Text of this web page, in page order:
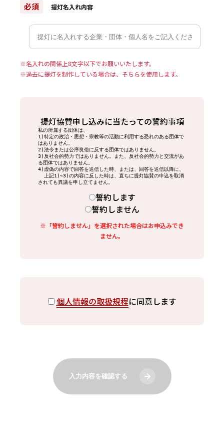
必須 提灯名入れ内容
※名入れの関係上8文字以下でお願いいたします。
※過去に提灯を制作している場合は、そちらを使用します。
提灯協賛申し込みに当たっての誓約事項
私の所属する団体は、
1)特定の政治・思想・宗教等の活動に利用する恐れのある団体で
はありません。
2)法令または公序良俗に反する団体ではありません。
3)反社会的勢力ではありません。また、反社会的勢力と交流があ
る団体ではありません。
4)虚偽の内容で回答を送信した時、または、回答を送信以降に、
誓約します
誓約しません
※「誓約しません」を選択された場合はお申込みでき
ません。
個人情報の取扱規程に同意します
入力内容を確認する